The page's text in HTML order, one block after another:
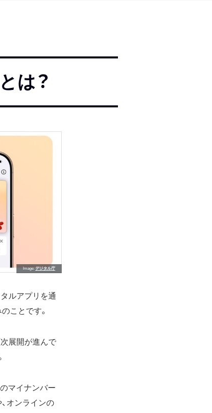
は？
Image デジタル庁
ルアプリを通
ことです。
展開が進んで
マイナンバー
オンラインの